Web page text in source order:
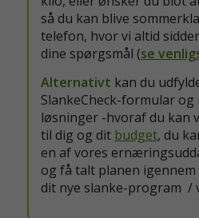
så du kan blive
telefon, hvor vi altid
dine spørgsmål (se
Alternativt kan du
SlankeCheck-formular
løsninger -hvoraf du kan
til dig og dit budget, du
en af vores
og få talt planen
dit nye slanke-program /